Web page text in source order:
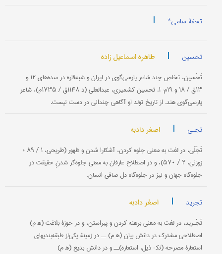
تحفۀ سامی* |
تحسین | طاهره اسماعیل زاده
تَحْسین، تخلص چند شاعر پارسی‌گوی در ایران و شبه‌قاره در سده‌های ۱۲ و
۱۳ق / ۱۸ و ۱۹م: ۱. تحسین کشمیری، عبدالعلی (د ۱۱۴۸ق / ۱۷۳۵م)، شاعر
پارسی‌گوی هند. از تاریخ تولد او آگاهی چندانی در دست نیست.
تجلی | اصغر دادبه
تَجَلّی، در لغت به معنی جلوه کردن، آشکارا شدن و ظهور (طریحی، ۱ / ۸۹ ؛
زوزنی، ۲ / ۵۷۰)، و در اصطلاح عارفان به معنی جلوه‌گر شدنِ حقیقت در
جلوه‌گاه جهان و نیز در جلوه‌گاه دل صافی انسان.
تجرید | اصغر دادبه
تَجْـرید، در لغت به معنی برهنه کردن و پیراستن، و در حوزۀ بلاغت (ه‍ م)
اصطلاحی مشترک در دانش بیان (ه‍ م) ــ در زمینۀ یکی‌از طبقه‌بندیهای
استعارۀ مصرحه (نک‍ : ذیل، استعاره)‌ــ و در دانش بدیع (ه‍ م)